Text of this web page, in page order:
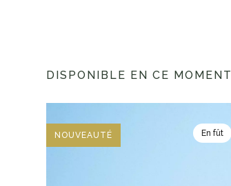
DISPONIBLE EN CE MOMENT
NOUVEAUTÉ En fût